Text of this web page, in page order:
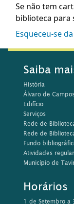
Se não tem
biblioteca para
Esqueceu-se
Saiba
História
Álvaro de Campos
Edifício
Serviços
Rede de
Rede de
Fundo
Atividades
Município de
Horários
1 de Setembro a